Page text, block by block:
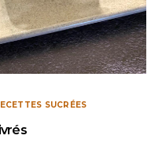
SUCRÉES